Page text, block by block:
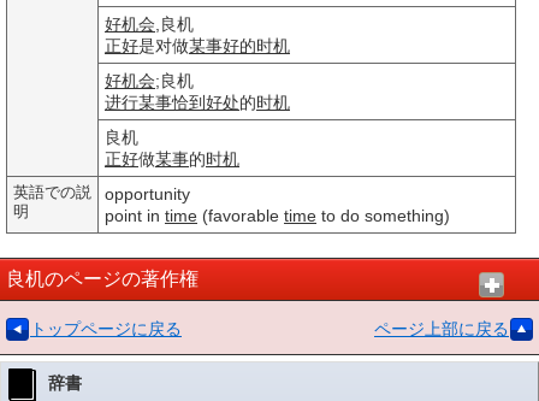
好机会 ,良机
正好是对做某事好的时机
好机会;良机
进行某事恰到好处的时机
良机
正好做某事的时机
英語での説
明
opportunity
point in time (favorable time to do something)
良机のページの著作権
トップページに戻る ページ上部に戻る
辞書